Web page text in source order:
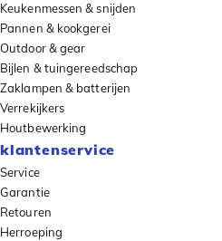
Keukenmessen & snijden
Pannen & kookgerei
Outdoor & gear
Bijlen & tuingereedschap
Zaklampen & batterijen
Verrekijkers
Houtbewerking
klantenservice
Service
Garantie
Retouren
Herroeping